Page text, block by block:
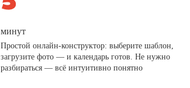
минут
Простой онлайн-конструктор: выберите шаблон,
загрузите фото — и календарь готов. Не нужно
разбираться — всё интуитивно понятно